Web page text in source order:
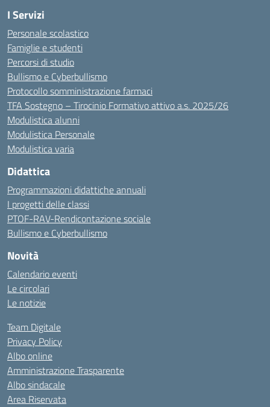
I Servizi
Personale scolastico
Famiglie e studenti
Percorsi di studio
Bullismo e Cyberbullismo
Protocollo somministrazione farmaci
TFA Sostegno – Tirocinio Formativo attivo a.s. 2025/26
Modulistica alunni
Modulistica Personale
Modulistica varia
Didattica
Programmazioni didattiche annuali
I progetti delle classi
PTOF-RAV-Rendicontazione sociale
Bullismo e Cyberbullismo
Novità
Calendario eventi
Le circolari
Le notizie
Team Digitale
Privacy Policy
Albo online
Amministrazione Trasparente
Albo sindacale
Area Riservata